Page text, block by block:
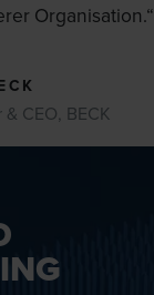
Organisation.“
CEO, BECK